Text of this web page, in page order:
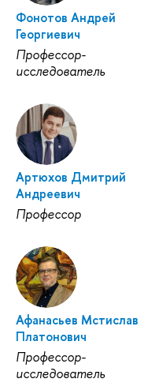
Фонотов Андрей
Георгиевич
Профессор-
исследователь
Артюхов Дмитрий
Андреевич
Профессор
Афанасьев Мстислав
Платонович
Профессор-
исследователь